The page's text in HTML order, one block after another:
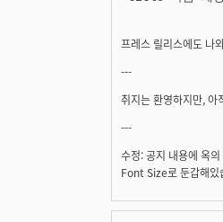
프레스 릴리스에도 나
---
취지는 환영하지만, 아
---
수정: 공지 내용에 옥
Font Size로 둔갑해있